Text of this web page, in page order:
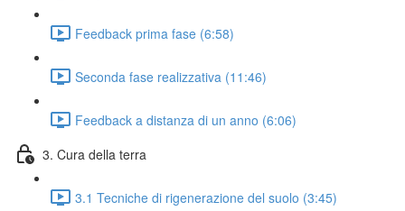
Feedback prima fase (6:58)
Seconda fase realizzativa (11:46)
Feedback a distanza di un anno (6:06)
3. Cura della terra
3.1 Tecniche di rigenerazione del suolo (3:45)